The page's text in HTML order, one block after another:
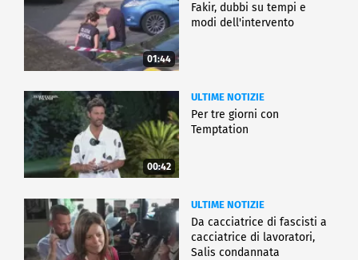
01:44
Fakir, dubbi su tempi e
modi dell'intervento
00:42
ULTIME NOTIZIE
Per tre giorni con
Temptation
ULTIME NOTIZIE
Da cacciatrice di fascisti a
cacciatrice di lavoratori,
Salis condannata